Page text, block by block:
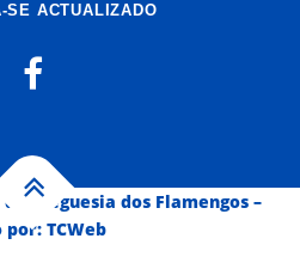
SE ACTUALIZADO
Freguesia dos Flamengos –
por: TCWeb